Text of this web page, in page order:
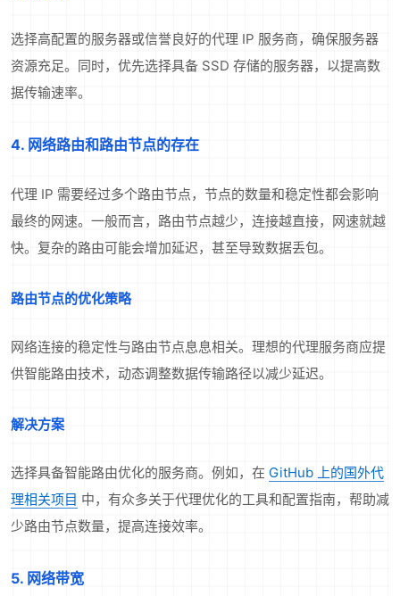
选择高配置的服务器或信誉良好的代理 IP 服务商，确保服务器
资源充足。同时，优先选择具备 SSD 存储的服务器，以提高数
据传输速率。
4. 网络路由和路由节点的存在
代理 IP 需要经过多个路由节点，节点的数量和稳定性都会影响
最终的网速。一般而言，路由节点越少，连接越直接，网速就越
快。复杂的路由可能会增加延迟，甚至导致数据丢包。
路由节点的优化策略
网络连接的稳定性与路由节点息息相关。理想的代理服务商应提
供智能路由技术，动态调整数据传输路径以减少延迟。
解决方案
选择具备智能路由优化的服务商。例如，在 GitHub 上的国外代
理相关项目 中，有众多关于代理优化的工具和配置指南，帮助减
少路由节点数量，提高连接效率。
5. 网络带宽